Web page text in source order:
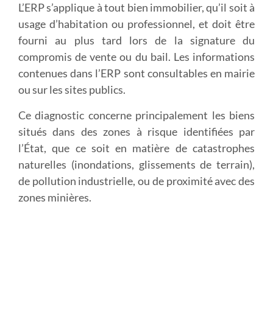
L’ERP s’applique à tout bien immobilier, qu’il soit à
usage d’habitation ou professionnel, et doit être
fourni au plus tard lors de la signature du
compromis de vente ou du bail. Les informations
contenues dans l’ERP sont consultables en mairie
ou sur les sites publics.
Ce diagnostic concerne principalement les biens
situés dans des zones à risque identifiées par
l’État, que ce soit en matière de catastrophes
naturelles (inondations, glissements de terrain),
de pollution industrielle, ou de proximité avec des
zones minières.